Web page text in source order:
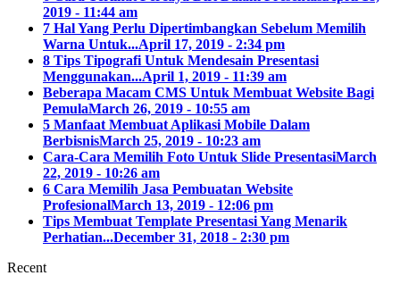
2019 - 11:44 am
7 Hal Yang Perlu Dipertimbangkan Sebelum Memilih
Warna Untuk...April 17, 2019 - 2:34 pm
8 Tips Tipografi Untuk Mendesain Presentasi
Menggunakan...April 1, 2019 - 11:39 am
Beberapa Macam CMS Untuk Membuat Website Bagi
PemulaMarch 26, 2019 - 10:55 am
5 Manfaat Membuat Aplikasi Mobile Dalam
BerbisnisMarch 25, 2019 - 10:23 am
Cara-Cara Memilih Foto Untuk Slide PresentasiMarch
22, 2019 - 10:26 am
6 Cara Memilih Jasa Pembuatan Website
ProfesionalMarch 13, 2019 - 12:06 pm
Tips Membuat Template Presentasi Yang Menarik
Perhatian...December 31, 2018 - 2:30 pm
Recent